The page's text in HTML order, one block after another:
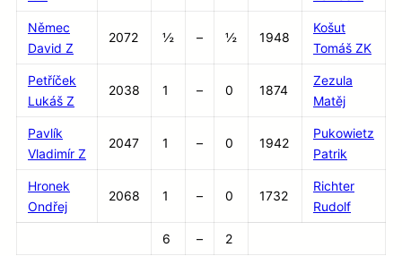
Němec
David Z
2072 ½ – ½ 1948
Košut
Tomáš ZK
Petříček
Lukáš Z
2038 1 – 0 1874
Zezula
Matěj
Pavlík
Vladimír Z
2047 1 – 0 1942
Pukowietz
Patrik
Hronek
Ondřej
2068 1 – 0 1732
Richter
Rudolf
6 – 2